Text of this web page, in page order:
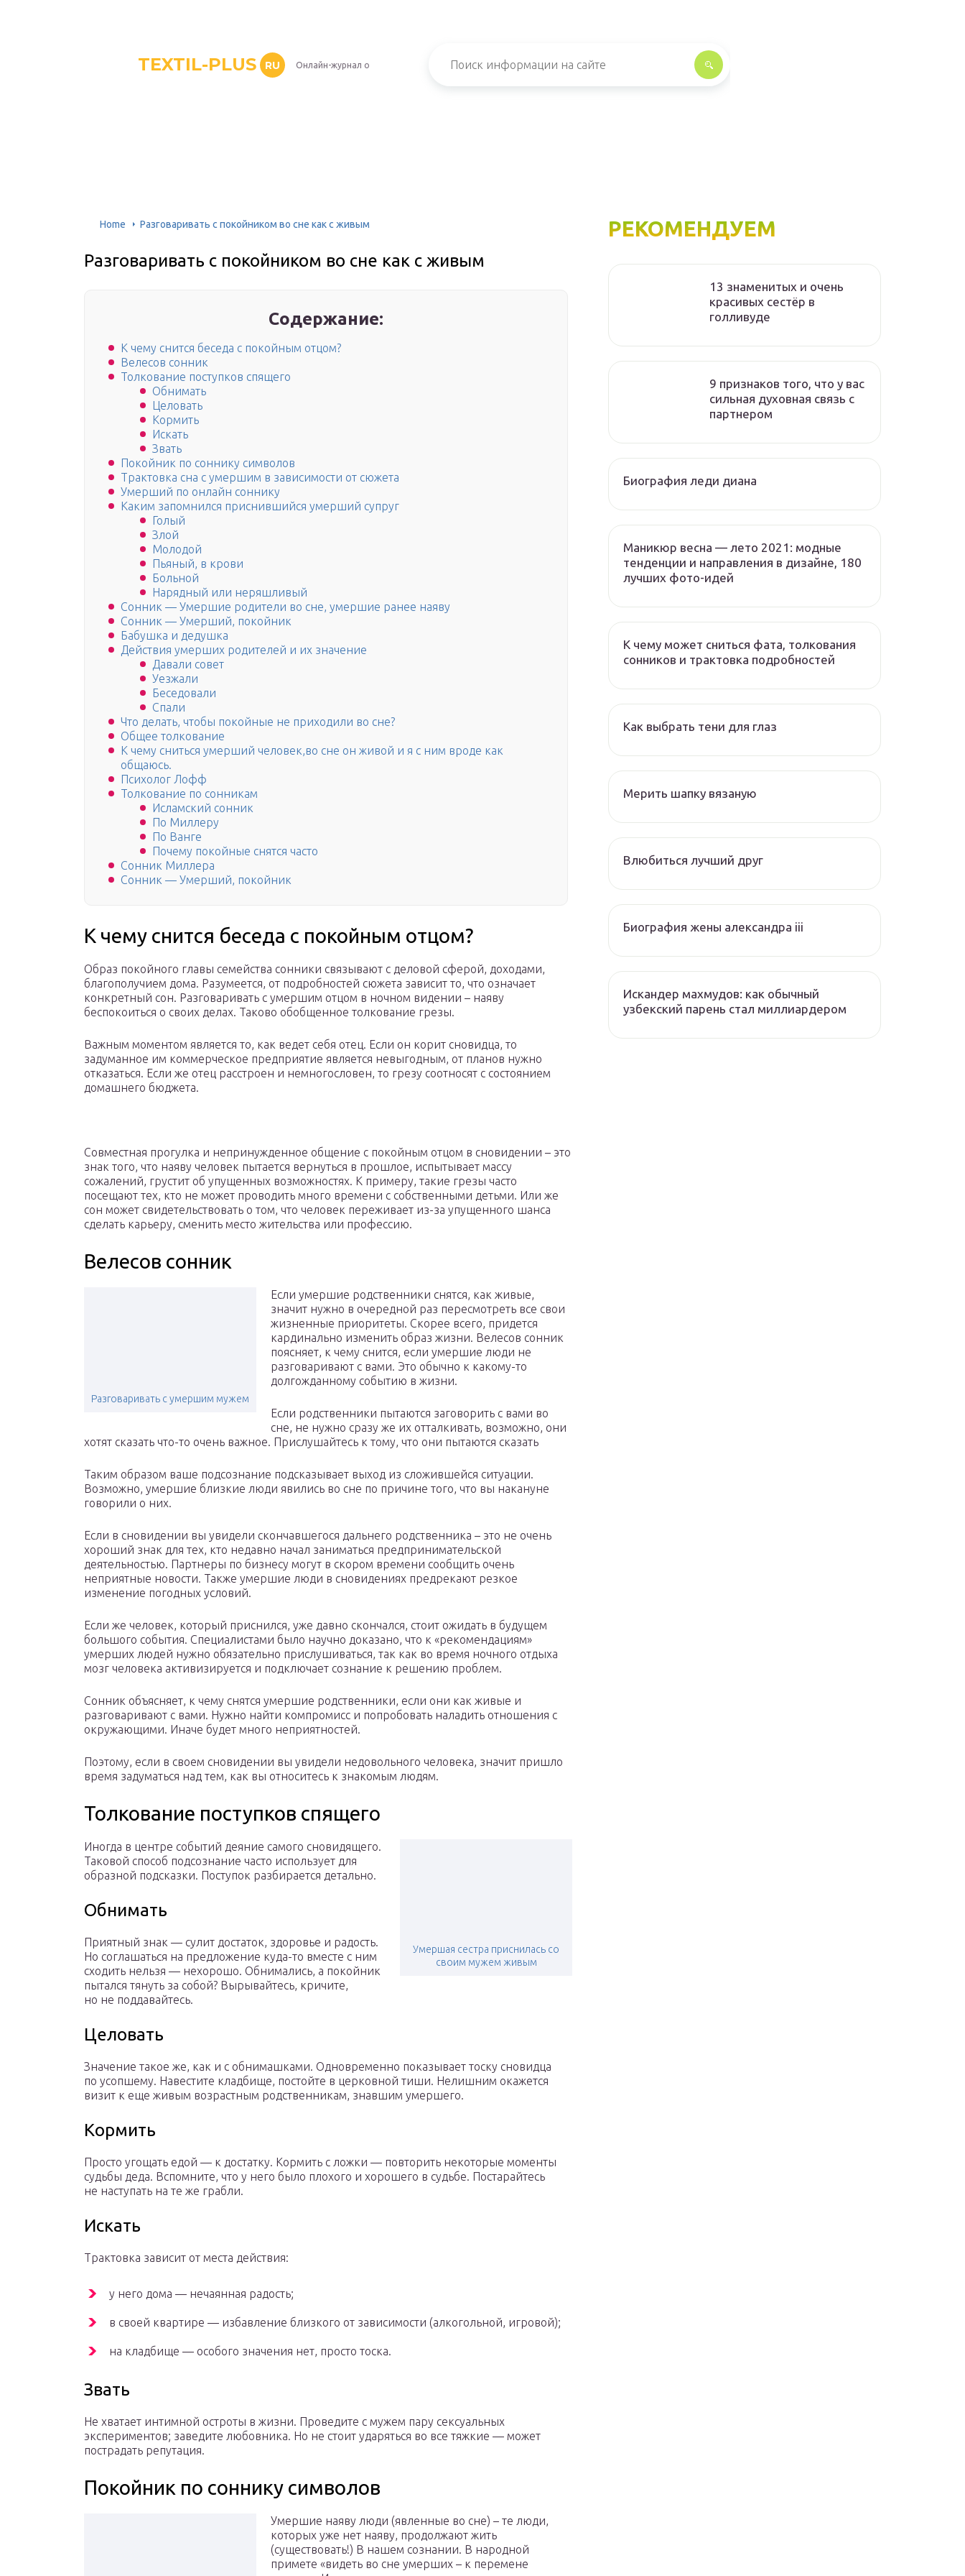
TEXTIL-PLUS RU Онлайн-журнал о
Home Разговаривать с покойником во сне как с живым
Разговаривать с покойником во сне как с живым
Содержание:
К чему снится беседа с покойным отцом?
Велесов сонник
Толкование поступков спящего
Обнимать
Целовать
Кормить
Искать
Звать
Покойник по соннику символов
Трактовка сна с умершим в зависимости от сюжета
Умерший по онлайн соннику
Каким запомнился приснившийся умерший супруг
Голый
Злой
Молодой
Пьяный, в крови
Больной
Нарядный или неряшливый
Сонник — Умершие родители во сне, умершие ранее наяву
Сонник — Умерший, покойник
Бабушка и дедушка
Действия умерших родителей и их значение
Давали совет
Уезжали
Беседовали
Спали
Что делать, чтобы покойные не приходили во сне?
Общее толкование
К чему сниться умерший человек,во сне он живой и я с ним вроде как
общаюсь.
Психолог Лофф
Толкование по сонникам
Исламский сонник
По Миллеру
По Ванге
Почему покойные снятся часто
Сонник Миллера
Сонник — Умерший, покойник
К чему снится беседа с покойным отцом?
Образ покойного главы семейства сонники связывают с деловой сферой, доходами,
благополучием дома. Разумеется, от подробностей сюжета зависит то, что означает
конкретный сон. Разговаривать с умершим отцом в ночном видении – наяву
беспокоиться о своих делах. Таково обобщенное толкование грезы.
Важным моментом является то, как ведет себя отец. Если он корит сновидца, то
задуманное им коммерческое предприятие является невыгодным, от планов нужно
отказаться. Если же отец расстроен и немногословен, то грезу соотносят с состоянием
домашнего бюджета.
Совместная прогулка и непринужденное общение с покойным отцом в сновидении – это
знак того, что наяву человек пытается вернуться в прошлое, испытывает массу
сожалений, грустит об упущенных возможностях. К примеру, такие грезы часто
посещают тех, кто не может проводить много времени с собственными детьми. Или же
сон может свидетельствовать о том, что человек переживает из-за упущенного шанса
сделать карьеру, сменить место жительства или профессию.
Велесов сонник
Разговаривать с умершим мужем
Если умершие родственники снятся, как живые,
значит нужно в очередной раз пересмотреть все свои
жизненные приоритеты. Скорее всего, придется
кардинально изменить образ жизни. Велесов сонник
поясняет, к чему снится, если умершие люди не
разговаривают с вами. Это обычно к какому-то
долгожданному событию в жизни.
Если родственники пытаются заговорить с вами во
сне, не нужно сразу же их отталкивать, возможно, они
хотят сказать что-то очень важное. Прислушайтесь к тому, что они пытаются сказать
Таким образом ваше подсознание подсказывает выход из сложившейся ситуации.
Возможно, умершие близкие люди явились во сне по причине того, что вы накануне
говорили о них.
Если в сновидении вы увидели скончавшегося дальнего родственника – это не очень
хороший знак для тех, кто недавно начал заниматься предпринимательской
деятельностью. Партнеры по бизнесу могут в скором времени сообщить очень
неприятные новости. Также умершие люди в сновидениях предрекают резкое
изменение погодных условий.
Если же человек, который приснился, уже давно скончался, стоит ожидать в будущем
большого события. Специалистами было научно доказано, что к «рекомендациям»
умерших людей нужно обязательно прислушиваться, так как во время ночного отдыха
мозг человека активизируется и подключает сознание к решению проблем.
Сонник объясняет, к чему снятся умершие родственники, если они как живые и
разговаривают с вами. Нужно найти компромисс и попробовать наладить отношения с
окружающими. Иначе будет много неприятностей.
Поэтому, если в своем сновидении вы увидели недовольного человека, значит пришло
время задуматься над тем, как вы относитесь к знакомым людям.
Толкование поступков спящего
Умершая сестра приснилась со
своим мужем живым
Иногда в центре событий деяние самого сновидящего.
Таковой способ подсознание часто использует для
образной подсказки. Поступок разбирается детально.
Обнимать
Приятный знак — сулит достаток, здоровье и радость.
Но соглашаться на предложение куда-то вместе с ним
сходить нельзя — нехорошо. Обнимались, а покойник
пытался тянуть за собой? Вырывайтесь, кричите,
но не поддавайтесь.
Целовать
Значение такое же, как и с обнимашками. Одновременно показывает тоску сновидца
по усопшему. Навестите кладбище, постойте в церковной тиши. Нелишним окажется
визит к еще живым возрастным родственникам, знавшим умершего.
Кормить
Просто угощать едой — к достатку. Кормить с ложки — повторить некоторые моменты
судьбы деда. Вспомните, что у него было плохого и хорошего в судьбе. Постарайтесь
не наступать на те же грабли.
Искать
Трактовка зависит от места действия:
у него дома — нечаянная радость;
в своей квартире — избавление близкого от зависимости (алкогольной, игровой);
на кладбище — особого значения нет, просто тоска.
Звать
Не хватает интимной остроты в жизни. Проведите с мужем пару сексуальных
экспериментов; заведите любовника. Но не стоит ударяться во все тяжкие — может
пострадать репутация.
Покойник по соннику символов
Умершие наяву люди (явленные во сне) – те люди,
которых уже нет наяву, продолжают жить
(существовать!) В нашем сознании. В народной
примете «видеть во сне умерших – к перемене
РЕКОМЕНДУЕМ
13 знаменитых и очень
красивых сестёр в
голливуде
9 признаков того, что у вас
сильная духовная связь с
партнером
Биография леди диана
Маникюр весна — лето 2021: модные
тенденции и направления в дизайне, 180
лучших фото-идей
К чему может сниться фата, толкования
сонников и трактовка подробностей
Как выбрать тени для глаз
Мерить шапку вязаную
Влюбиться лучший друг
Биография жены александра iii
Искандер махмудов: как обычный
узбекский парень стал миллиардером